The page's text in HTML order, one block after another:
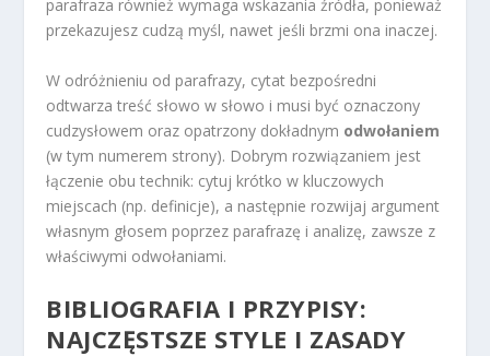
parafraza również wymaga wskazania źródła, ponieważ
przekazujesz cudzą myśl, nawet jeśli brzmi ona inaczej.
W odróżnieniu od parafrazy, cytat bezpośredni
odtwarza treść słowo w słowo i musi być oznaczony
cudzysłowem oraz opatrzony dokładnym odwołaniem
(w tym numerem strony). Dobrym rozwiązaniem jest
łączenie obu technik: cytuj krótko w kluczowych
miejscach (np. definicje), a następnie rozwijaj argument
własnym głosem poprzez parafrazę i analizę, zawsze z
właściwymi odwołaniami.
BIBLIOGRAFIA I PRZYPISY:
NAJCZĘSTSZE STYLE I ZASADY